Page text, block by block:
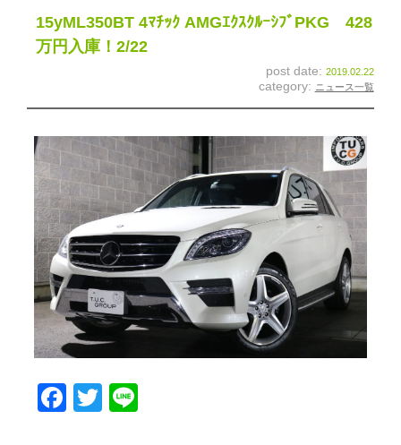
特別作業
注文販売
スタッフ紹介
会社概要 個人情報保護方針
スタッフブログ 納車情報
ホーム T.U.C.GROUP
15yML350BT 4ﾏﾁｯｸ AMGｴｸｽｸﾙｰｼﾌﾞPKG 428
万円入庫！2/22
post date: 2019.02.22
category: ニュース一覧
Facebook
Twitter